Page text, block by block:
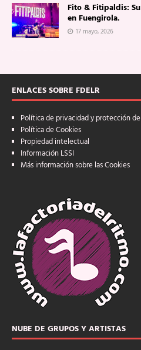
Fito & Fitipaldis:
en Fuengirola.
17 mayo, 2026
ENLACES SOBRE FDELR
Política de privacidad y protección
Política de Cookies
Propiedad intelectual
Información LSSI
Más información sobre las Cookies
NUBE DE GRUPOS Y ARTISTAS